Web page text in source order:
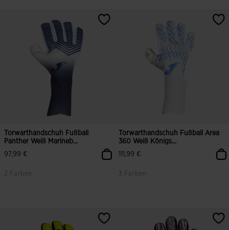
Torwarthandschuh Fußball
Panther Weiß Marineb...
97,99 €
2 Farben
Torwarthandschuh Fußball Area
360 Weiß Königs...
111,99 €
3 Farben